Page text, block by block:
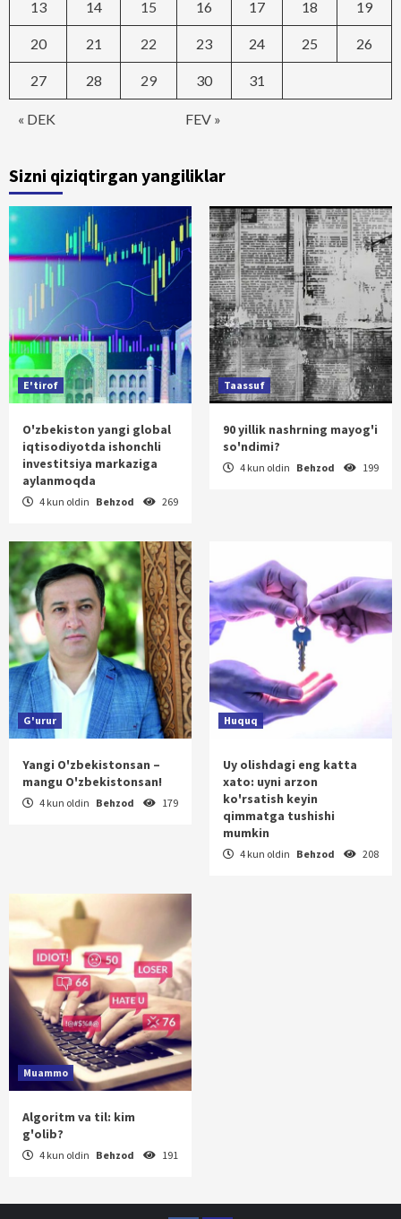
« DEK FEV »
13 14 15 16 17 18 19
20 21 22 23 24 25 26
27 28 29 30 31
Sizni qiziqtirgan yangiliklar
E'tirof
O'zbekiston yangi global
iqtisodiyotda ishonchli
investitsiya markaziga
aylanmoqda
4 kun oldin Behzod 269
Taassuf
90 yillik nashrning mayog'i
so'ndimi?
4 kun oldin Behzod 199
G'urur
Yangi O'zbekistonsan –
mangu O'zbekistonsan!
4 kun oldin Behzod 179
Huquq
Uy olishdagi eng katta
xato: uyni arzon
ko'rsatish keyin
qimmatga tushishi
mumkin
4 kun oldin Behzod 208
Muammo
Algoritm va til: kim
g'olib?
4 kun oldin Behzod 191